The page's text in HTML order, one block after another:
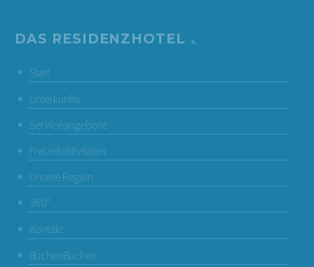
DAS RESIDENZHOTEL
Start
Unterkünfte
Serviceangebote
Freizeitaktivitäten
Unsere Region
360º
Kontakt
BuchenBuchen